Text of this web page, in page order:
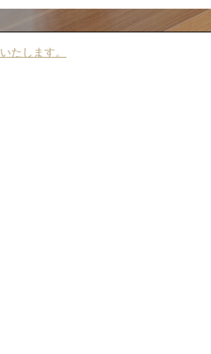
たします。